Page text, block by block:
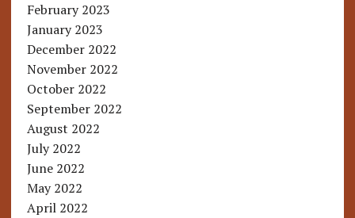
February 2023
January 2023
December 2022
November 2022
October 2022
September 2022
August 2022
July 2022
June 2022
May 2022
April 2022